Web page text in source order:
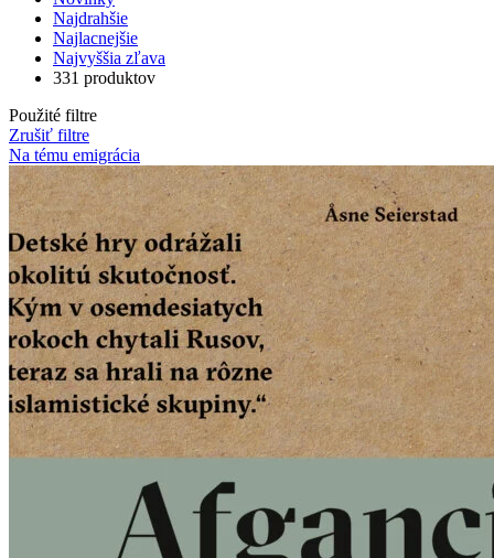
Najdrahšie
Najlacnejšie
Najvyššia zľava
331 produktov
Použité filtre
Zrušiť filtre
Na tému emigrácia